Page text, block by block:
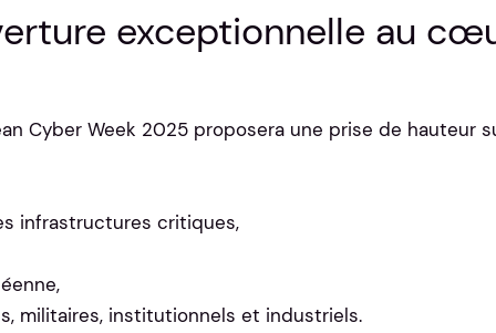
exceptionnelle au
Cyber Week 2025 proposera une prise de hauteur
infrastructures critiques,
militaires, institutionnels et industriels.